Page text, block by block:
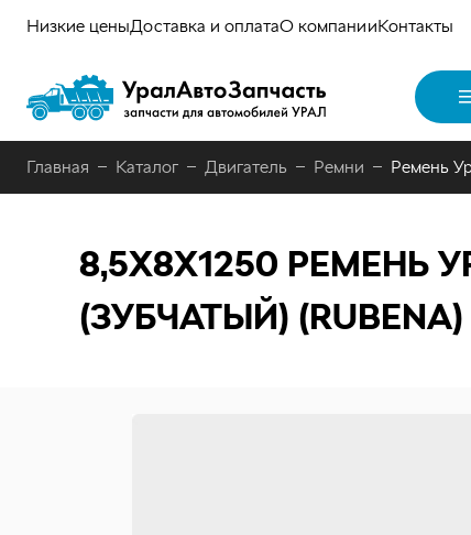
Низкие ценыДоставка и оплатаО компанииКонтакты
Главная Каталог Двигатель Ремни Ремень
8,5Х8Х1250 РЕМЕНЬ
(ЗУБЧАТЫЙ) (RUBENA)